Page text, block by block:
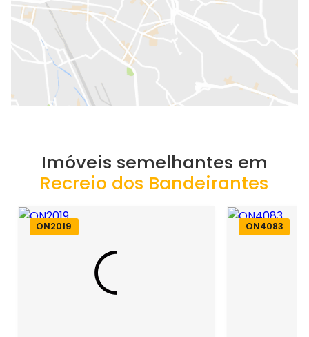
Imóveis semelhantes em
Recreio dos Bandeirantes
ON2019 ON4083